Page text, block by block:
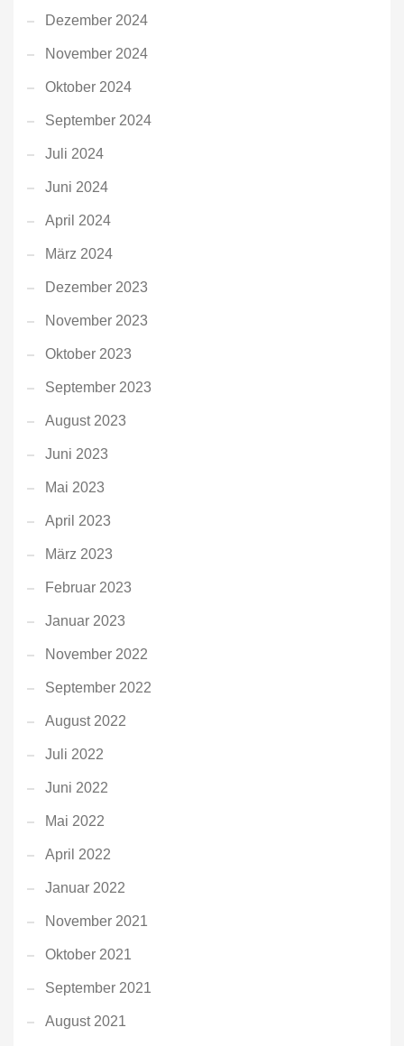
Dezember 2024
November 2024
Oktober 2024
September 2024
Juli 2024
Juni 2024
April 2024
März 2024
Dezember 2023
November 2023
Oktober 2023
September 2023
August 2023
Juni 2023
Mai 2023
April 2023
März 2023
Februar 2023
Januar 2023
November 2022
September 2022
August 2022
Juli 2022
Juni 2022
Mai 2022
April 2022
Januar 2022
November 2021
Oktober 2021
September 2021
August 2021